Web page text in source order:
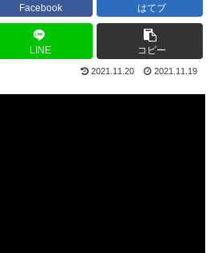
Facebook はてブ
LINE コピー
2021.11.20 2021.11.19